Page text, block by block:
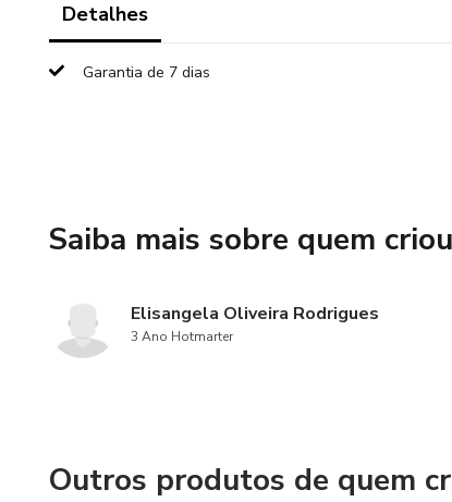
Detalhes
Garantia de 7 dias
Saiba mais sobre quem
Elisangela Oliveira Rodrigues
3 Ano Hotmarter
Outros produtos de quem